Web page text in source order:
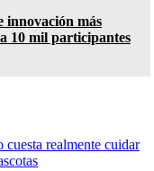
innovación más
10 mil participantes